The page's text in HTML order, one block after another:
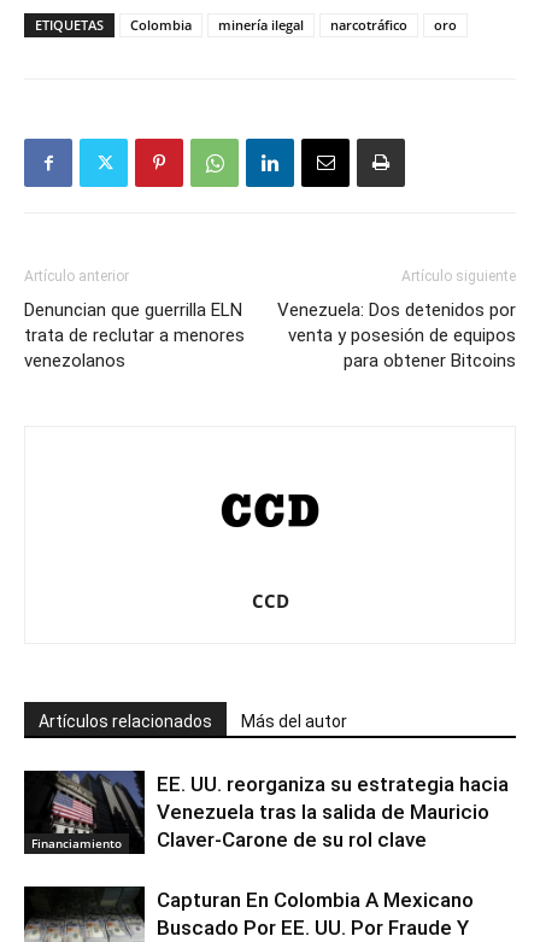
ETIQUETAS Colombia minería ilegal narcotráfico oro
Artículo anterior
Denuncian que guerrilla ELN
trata de reclutar a menores
venezolanos
Artículo siguiente
Venezuela: Dos detenidos por
venta y posesión de equipos
para obtener Bitcoins
CCD
Artículos relacionados Más del autor
Financiamiento
EE. UU. reorganiza su estrategia hacia
Venezuela tras la salida de Mauricio
Claver-Carone de su rol clave
Capturan En Colombia A Mexicano
Buscado Por EE. UU. Por Fraude Y